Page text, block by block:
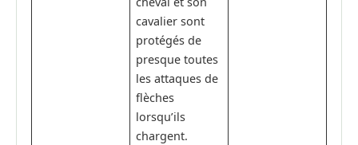
cavalier sont
protégés de
presque toutes
les attaques de
flèches
lorsqu’ils
chargent.